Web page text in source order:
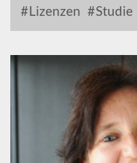
Lizenzen Studie